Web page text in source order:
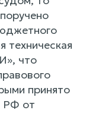
техническая
что
принято
РФ от